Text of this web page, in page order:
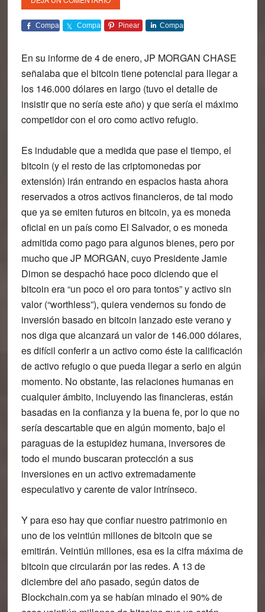
Comparte Comparte Pinear Comparte
En su informe de 4 de enero, JP MORGAN CHASE
señalaba que el bitcoin tiene potencial para llegar a
los 146.000 dólares en largo (tuvo el detalle de
insistir que no sería este año) y que sería el máximo
competidor con el oro como activo refugio.
Es indudable que a medida que pase el tiempo, el
bitcoin (y el resto de las criptomonedas por
extensión) irán entrando en espacios hasta ahora
reservados a otros activos financieros, de tal modo
que ya se emiten futuros en bitcoin, ya es moneda
oficial en un país como El Salvador, o es moneda
admitida como pago para algunos bienes, pero por
mucho que JP MORGAN, cuyo Presidente Jamie
Dimon se despachó hace poco diciendo que el
bitcoin era “un poco el oro para tontos” y activo sin
valor (“worthless”), quiera vendernos su fondo de
inversión basado en bitcoin lanzado este verano y
nos diga que alcanzará un valor de 146.000 dólares,
es difícil conferir a un activo como éste la calificación
de activo refugio o que pueda llegar a serlo en algún
momento. No obstante, las relaciones humanas en
cualquier ámbito, incluyendo las financieras, están
basadas en la confianza y la buena fe, por lo que no
sería descartable que en algún momento, bajo el
paraguas de la estupidez humana, inversores de
todo el mundo buscaran protección a sus
inversiones en un activo extremadamente
especulativo y carente de valor intrínseco.
Y para eso hay que confiar nuestro patrimonio en
uno de los veintiún millones de bitcoin que se
emitirán. Veintiún millones, esa es la cifra máxima de
bitcoin que circularán por las redes. A 13 de
diciembre del año pasado, según datos de
Blockchain.com ya se habían minado el 90% de